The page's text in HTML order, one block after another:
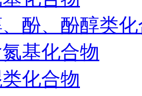
酚、酚醇类
基化合物
化合物